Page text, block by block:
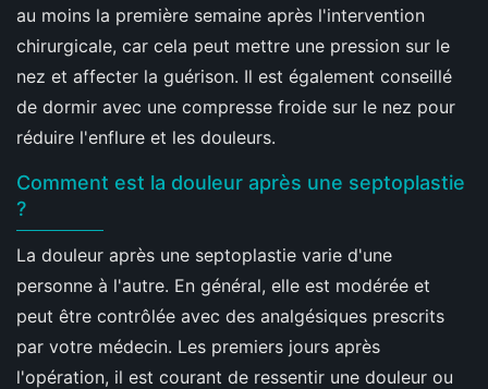
au moins la première semaine après l'intervention
chirurgicale, car cela peut mettre une pression sur le
nez et affecter la guérison. Il est également conseillé
de dormir avec une compresse froide sur le nez pour
réduire l'enflure et les douleurs.
Comment est la douleur après une septoplastie
?
La douleur après une septoplastie varie d'une
personne à l'autre. En général, elle est modérée et
peut être contrôlée avec des analgésiques prescrits
par votre médecin. Les premiers jours après
l'opération, il est courant de ressentir une douleur ou